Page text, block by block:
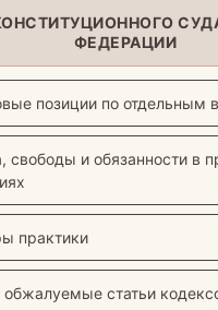
ФЕДЕРАЦИИ
позиции по отдельным
свободы и обязанности в
практики
обжалуемые статьи